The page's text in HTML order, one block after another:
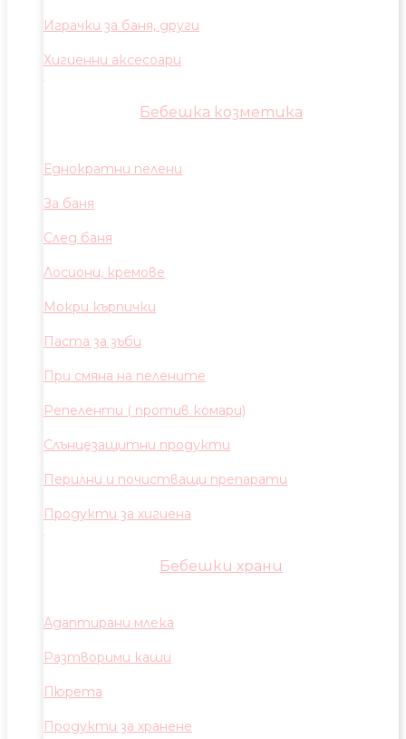
Играчки за баня, други
Хигиенни аксесоари
Бебешка козметика
Еднократни пелени
За баня
След баня
Лосиони, кремове
Мокри кърпички
Паста за зъби
При смяна на пелените
Репеленти ( против комари)
Слънцезащитни продукти
Перилни и почистващи препарати
Продукти за хигиена
Бебешки храни
Адаптирани млека
Разтворими каши
Пюрета
Продукти за хранене